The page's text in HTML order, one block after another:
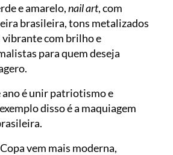
e amarelo,nail art, com
brasileira, tons metalizados
vibrante com brilho e
para quem deseja
é unir patriotismo e
disso é a maquiagem
vem mais moderna,